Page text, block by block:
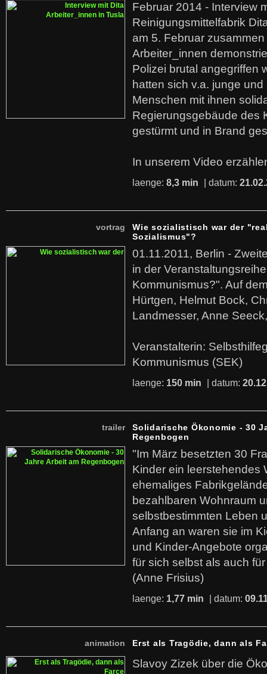
Februar 2014 - Interview
Reinigungsmittelfabrik
am 5. Februar
Arbeiter_innen
Polizei brutal angegriffen
hatten sich v.a. junge
Menschen mit ihnen
Regierungsgebäude des
gestürmt und in Brand
In unserem Video
laenge: 8,3 min | datum:
vortrag
Wie sozialistisch war der
Sozialismus"?
01.11.2011, Berlin -
in der
Kommunismus?". Auf
Hürtgen, Helmut Bock,
Landmesser, Anne
Veranstalterin:
Kommunismus (SEK)
laenge: 150 min | datum:
trailer
Solidarische Ökonomie - 30
Regenbogen
"Im März besetzten 30
Kinder ein leerstehendes
ehemaliges
bezahlbaren Wohnraum
selbstbestimmten Leben
Anfang an waren sie im
und Kinder-Angebote
für sich selbst als auch
(Anne Frisius)
laenge: 1,77 min | datum:
animation Erst als Tragödie, dann als
Slavoy Zizek über die